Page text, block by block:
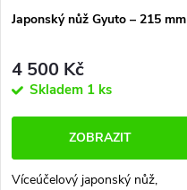
Japonský nůž Gyuto –⁠⁠⁠⁠⁠⁠ 215 mm
4 500 Kč
Skladem 1 ks
ZOBRAZIT
Víceúčelový japonský nůž,